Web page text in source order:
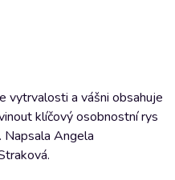
vytrvalosti a vášni obsahuje
klíčový osobnostní rys
Napsala Angela